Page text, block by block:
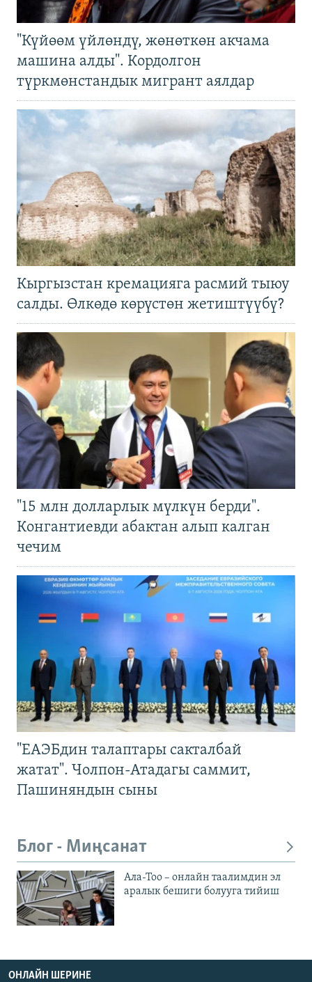
"Күйөөм үйлөндү, жөнөткөн акчама
машина алды". Кордолгон
түркмөнстандык мигрант аялдар
Кыргызстан кремацияга расмий тыюу
салды. Өлкөдө көрүстөн жетиштүүбү?
"15 млн долларлык мүлкүн берди".
Конгантиевди абактан алып калган
чечим
"ЕАЭБдин талаптары сакталбай
жатат". Чолпон-Атадагы саммит,
Пашиняндын сыны
Блог - Миңсанат
Ала-Тоо – онлайн таалимдин эл
аралык бешиги болууга тийиш
ОНЛАЙН ШЕРИНЕ